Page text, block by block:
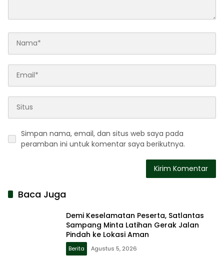
Simpan nama, email, dan situs web saya pada
peramban ini untuk komentar saya berikutnya.
Baca Juga
Demi Keselamatan Peserta, Satlantas
Sampang Minta Latihan Gerak Jalan
Pindah ke Lokasi Aman
Berita Agustus 5, 2026